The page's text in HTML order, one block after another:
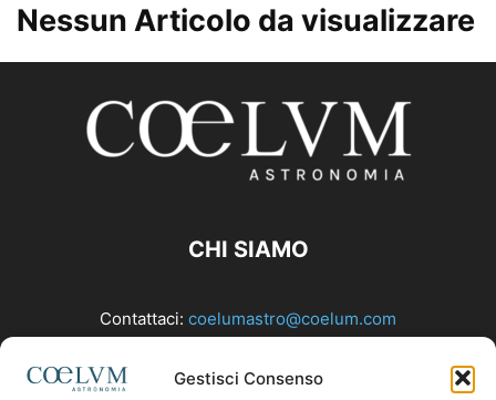
Gestisci Consenso
Nessun Articolo da visualizzare
CHI SIAMO
Contattaci: coelumastro@coelum.com
SEGUICI